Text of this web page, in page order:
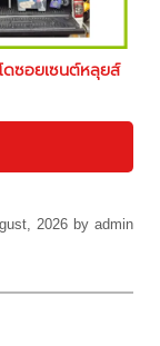
ดซอยเซนต์หลุยส์
2026 by admin